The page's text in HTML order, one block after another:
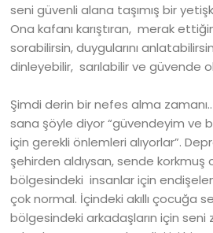
seni güvenli alana taşımış bir
Ona kafanı karıştıran, merak
sorabilirsin, duygularını
dinleyebilir, sarılabilir ve güvende
Şimdi derin bir nefes alma
sana şöyle diyor “güvendeyim ve
için gerekli önlemleri alıyorlar”.
şehirden aldıysan, sende korkmuş
bölgesindeki insanlar için
çok normal. İçindeki akıllı çocuğa
bölgesindeki arkadaşların için seni